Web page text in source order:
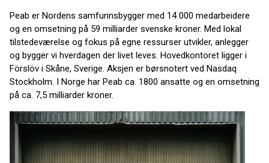
Peab er Nordens samfunnsbygger med 14 000 medarbeidere
og en omsetning på 59 milliarder svenske kroner. Med lokal
tilstedeværelse og fokus på egne ressurser utvikler, anlegger
og bygger vi hverdagen der livet leves. Hovedkontoret ligger i
Förslöv i Skåne, Sverige. Aksjen er børsnotert ved Nasdaq
Stockholm. I Norge har Peab ca. 1800 ansatte og en omsetning
på ca. 7,5 milliarder kroner.